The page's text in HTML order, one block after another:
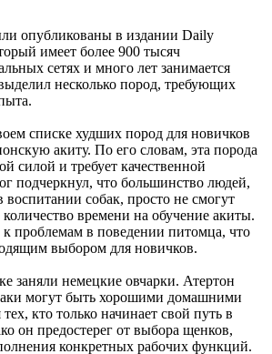
опубликованы в издании Daily
имеет более 900 тысяч
сетях и много лет занимается
несколько пород, требующих
списке худших пород для новичков
акиту. По его словам, эта порода
силой и требует качественной
подчеркнул, что большинство людей,
собак, просто не смогут
количество времени на обучение акиты.
проблемам в поведении питомца, что
выбором для новичков.
заняли немецкие овчарки. Атертон
могут быть хорошими домашними
кто только начинает свой путь в
он предостерег от выбора щенков,
конкретных рабочих функций.